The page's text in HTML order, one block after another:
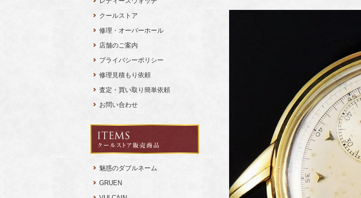
クールストア
修理・オーバーホール
店舗のご案内
プライバシーポリシー
修理見積もり依頼
査定・買い取り簡単依頼
お問い合わせ
魅惑のダブルネーム
GRUEN